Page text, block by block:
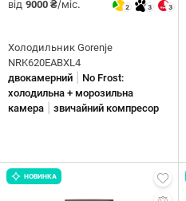
від 9000 ₴/міс. 2 3 3
Холодильник Gorenje
NRK620EABXL4
двокамерний
No Frost:
холодильна + морозильна
камера
звичайний компресор
НОВИНКА